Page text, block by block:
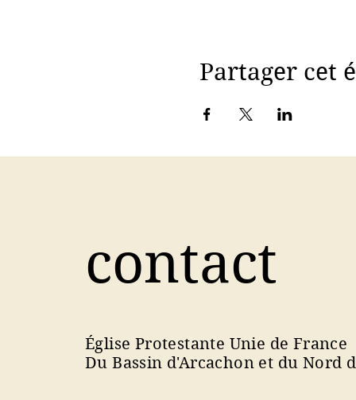
Partager cet
contact
Église Protestante Unie de France
Du Bassin d'Arcachon et du Nord